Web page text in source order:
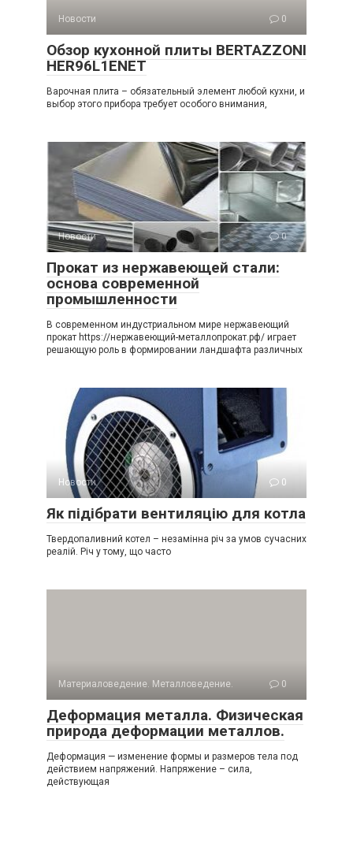
Новости 0
Обзор кухонной плиты BERTAZZONI
HER96L1ENET
Варочная плита – обязательный элемент любой кухни, и
выбор этого прибора требует особого внимания,
Новости 0
Прокат из нержавеющей стали:
основа современной
промышленности
В современном индустриальном мире нержавеющий
прокат https://нержавеющий-металлопрокат.рф/ играет
решающую роль в формировании ландшафта различных
Новости 0
Як підібрати вентиляцію для котла
Твердопаливний котел – незамінна річ за умов сучасних
реалій. Річ у тому, що часто
Материаловедение. Металловедение. 0
Деформация металла. Физическая
природа деформации металлов.
Деформация — изменение формы и размеров тела под
действием напряжений. Напряжение – сила,
действующая